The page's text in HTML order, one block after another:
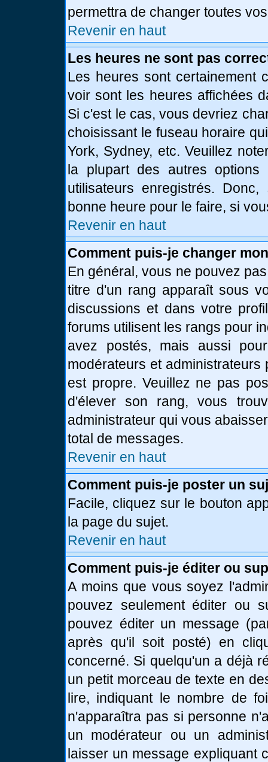
permettra de changer toutes
Revenir en haut
Les heures ne sont pas
Les heures sont certainement
voir sont les heures affichées
Si c'est le cas, vous devriez
choisissant le fuseau horaire
York, Sydney, etc. Veuillez
la plupart des autres options
utilisateurs enregistrés.
bonne heure pour le faire, si
Revenir en haut
Comment puis-je changer
En général, vous ne pouvez
titre d'un rang apparaît sous
discussions et dans votre
forums utilisent les rangs pour
avez postés, mais aussi
modérateurs et
est propre. Veuillez ne pas
d'élever son rang, vous
administrateur qui vous
total de messages.
Revenir en haut
Comment puis-je poster un
Facile, cliquez sur le bouton
la page du sujet.
Revenir en haut
Comment puis-je éditer ou
A moins que vous soyez
pouvez seulement éditer ou
pouvez éditer un message
après qu'il soit posté) en
concerné. Si quelqu'un a déjà
un petit morceau de texte en
lire, indiquant le nombre de
n'apparaîtra pas si personne
un modérateur ou un
laisser un message expliquant